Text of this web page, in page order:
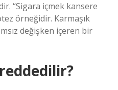
“Sigara içmek kansere
örneğidir. Karmaşık
değişken içeren bir